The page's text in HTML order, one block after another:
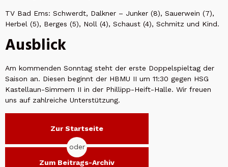
TV Bad Ems: Schwerdt, Dalkner – Junker (8), Sauerwein (7),
Herbel (5), Berges (5), Noll (4), Schaust (4), Schmitz und Kind.
Ausblick
Am kommenden Sonntag steht der erste Doppelspieltag der
Saison an. Diesen beginnt der HBMU II um 11:30 gegen HSG
Kastellaun-Simmern II in der Phillipp-Heift-Halle. Wir freuen
uns auf zahlreiche Unterstützung.
Zur Startseite
oder
Zum Beitrags-Archiv